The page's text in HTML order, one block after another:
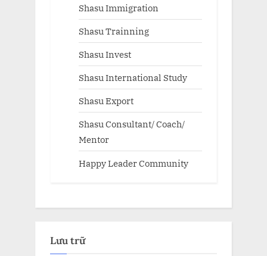
Shasu Immigration
Shasu Trainning
Shasu Invest
Shasu International Study
Shasu Export
Shasu Consultant/ Coach/
Mentor
Happy Leader Community
Lưu trữ